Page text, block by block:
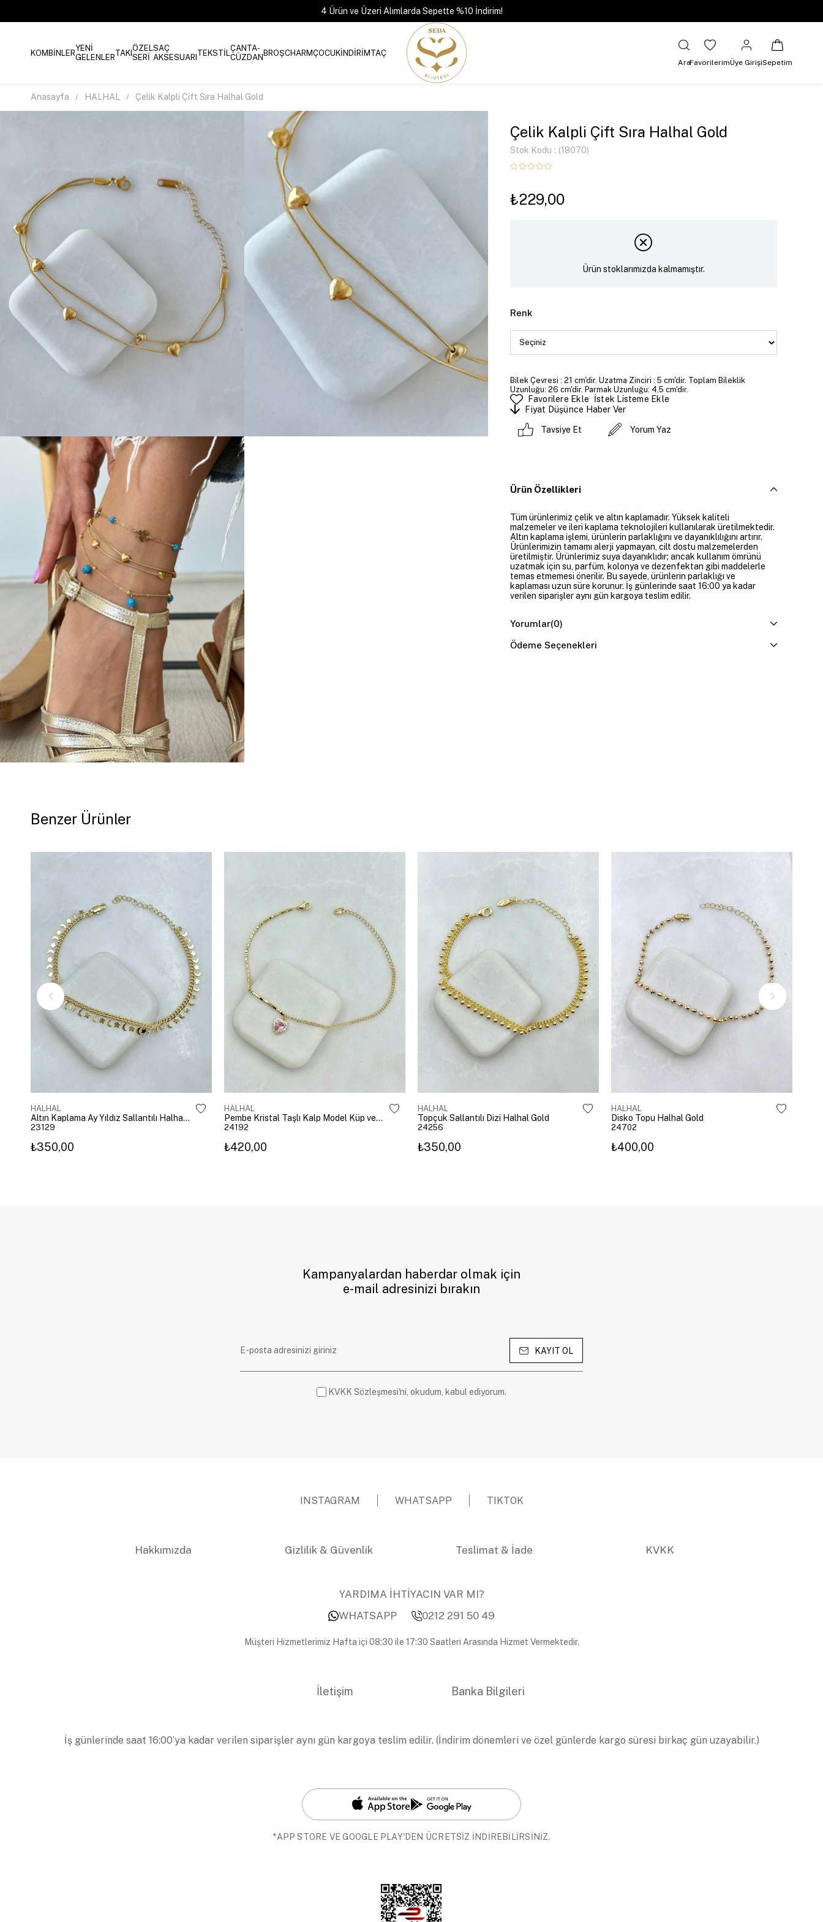
4 Ürün ve Üzeri Alımlarda Sepette %10 İndirim!
KOMBİNLERYENİ
GELENLERTAKIÖZEL
SERİ
SAÇ
AKSESUARI TEKSTİLÇANTA-
CÜZDANBROŞCHARMÇOCUKİNDİRİMTAÇ
AraFavorilerimÜye GirişiSepetim
Anasayfa HALHAL Çelik Kalpli Çift Sıra Halhal Gold
Çelik Kalpli Çift Sıra Halhal Gold
Stok Kodu (18070)
₺229,00
Ürün stoklarımızda kalmamıştır.
Renk
Bilek Çevresi : 21 cm'dir. Uzatma Zinciri : 5 cm'dir. Toplam Bileklik
Uzunluğu: 26 cm'dir. Parmak Uzunluğu: 4,5 cm'dir.
Favorilere Ekle
İstek Listeme Ekle
Fiyat Düşünce Haber Ver
Tavsiye Et Yorum Yaz
Ürün Özellikleri
Tüm ürünlerimiz çelik ve altın kaplamadır. Yüksek kaliteli
malzemeler ve ileri kaplama teknolojileri kullanılarak üretilmektedir.
Altın kaplama işlemi, ürünlerin parlaklığını ve dayanıklılığını artırır.
Ürünlerimizin tamamı alerji yapmayan, cilt dostu malzemelerden
üretilmiştir. Ürünlerimiz suya dayanıklıdır; ancak kullanım ömrünü
uzatmak için su, parfüm, kolonya ve dezenfektan gibi maddelerle
temas etmemesi önerilir. Bu sayede, ürünlerin parlaklığı ve
kaplaması uzun süre korunur. İş günlerinde saat 16:00 ya kadar
verilen siparişler aynı gün kargoya teslim edilir.
Yorumlar(0)
Ödeme Seçenekleri
Benzer Ürünler
HALHAL
Altın Kaplama Ay Yıldız Sallantılı Halhal Gold
23129
₺350,00
HALHAL
Pembe Kristal Taşlı Kalp Model Küp ve Zincir Halhal Gold
24192
₺420,00
HALHAL
Topçuk Sallantılı Dizi Halhal Gold
24256
₺350,00
HALHAL
Disko Topu Halhal Gold
24702
₺400,00
Kampanyalardan haberdar olmak için
e-mail adresinizi bırakın
KAYIT OL
KVKK Sözleşmesi'ni, okudum, kabul ediyorum.
INSTAGRAM WHATSAPP TIKTOK
Hakkımızda Gizlilik & Güvenlik Teslimat & İade KVKK
YARDIMA İHTİYACIN VAR MI?
WHATSAPP
0212 291 50 49
Müşteri Hizmetlerimiz Hafta içi 08:30 ile 17:30 Saatleri Arasında Hizmet Vermektedir.
İletişim Banka Bilgileri
İş günlerinde saat 16:00’ya kadar verilen siparişler aynı gün kargoya teslim edilir. (İndirim dönemleri ve özel günlerde kargo süresi birkaç gün uzayabilir.)
*APP STORE VE GOOGLE PLAY'DEN ÜCRETSİZ İNDİREBİLİRSİNİZ.